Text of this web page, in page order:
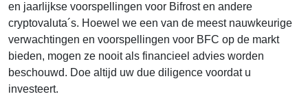
en jaarlijkse voorspellingen voor Bifrost en andere
cryptovaluta´s. Hoewel we een van de meest nauwkeurige
verwachtingen en voorspellingen voor BFC op de markt
bieden, mogen ze nooit als financieel advies worden
beschouwd. Doe altijd uw due diligence voordat u
investeert.